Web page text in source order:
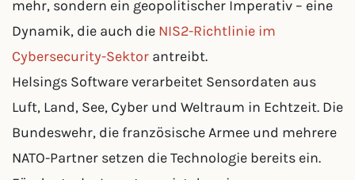
mehr, sondern ein geopolitischer Imperativ – eine
Dynamik, die auch die NIS2-Richtlinie im
Cybersecurity-Sektor antreibt.
Helsings Software verarbeitet Sensordaten aus
Luft, Land, See, Cyber und Weltraum in Echtzeit. Die
Bundeswehr, die französische Armee und mehrere
NATO-Partner setzen die Technologie bereits ein.